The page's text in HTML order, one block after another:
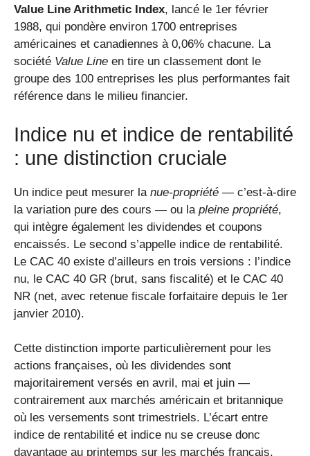
Value Line Arithmetic Index, lancé le 1er février
1988, qui pondère environ 1700 entreprises
américaines et canadiennes à 0,06% chacune. La
société Value Line en tire un classement dont le
groupe des 100 entreprises les plus performantes fait
référence dans le milieu financier.
Indice nu et indice de rentabilité
: une distinction cruciale
Un indice peut mesurer la nue-propriété — c’est-à-dire
la variation pure des cours — ou la pleine propriété,
qui intègre également les dividendes et coupons
encaissés. Le second s’appelle indice de rentabilité.
Le CAC 40 existe d’ailleurs en trois versions : l’indice
nu, le CAC 40 GR (brut, sans fiscalité) et le CAC 40
NR (net, avec retenue fiscale forfaitaire depuis le 1er
janvier 2010).
Cette distinction importe particulièrement pour les
actions françaises, où les dividendes sont
majoritairement versés en avril, mai et juin —
contrairement aux marchés américain et britannique
où les versements sont trimestriels. L’écart entre
indice de rentabilité et indice nu se creuse donc
davantage au printemps sur les marchés français.